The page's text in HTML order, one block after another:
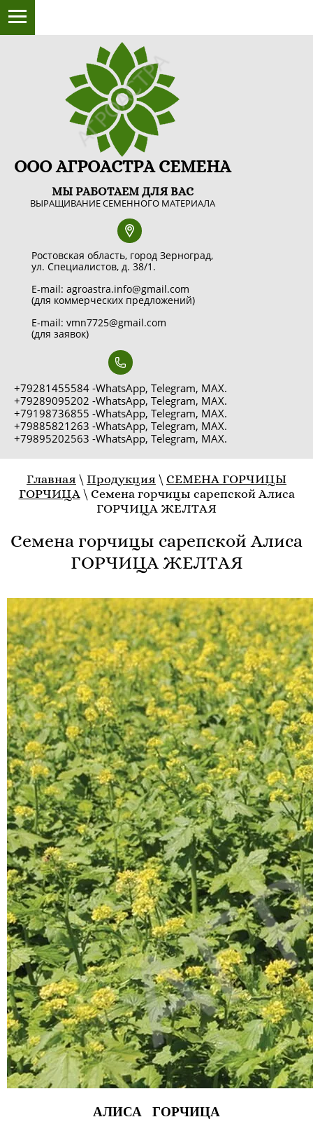
ООО АГРОАСТРА СЕМЕНА
МЫ РАБОТАЕМ ДЛЯ ВАС
ВЫРАЩИВАНИЕ СЕМЕННОГО МАТЕРИАЛА
Ростовская область, город Зерноград,
ул. Специалистов, д. 38/1.
E-mail: agroastra.info@gmail.com
(для коммерческих предложений)
E-mail: vmn7725@gmail.com
(для заявок)
+79281455584 -WhatsApp, Telegram, MAX.
+79289095202 -WhatsApp, Telegram, MAX.
+79198736855 -WhatsApp, Telegram, MAX.
+79885821263 -WhatsApp, Telegram, MAX.
+79895202563 -WhatsApp, Telegram, MAX.
Главная \ Продукция \ СЕМЕНА ГОРЧИЦЫ
ГОРЧИЦА\ Семена горчицы сарепской Алиса
ГОРЧИЦА ЖЕЛТАЯ
Семена горчицы сарепской Алиса
ГОРЧИЦА ЖЕЛТАЯ
АЛИСА ГОРЧИЦА